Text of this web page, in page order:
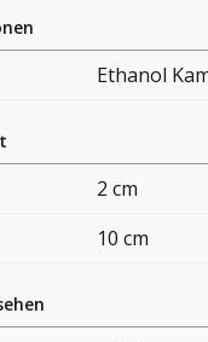
Ethanol
2 cm
10 cm